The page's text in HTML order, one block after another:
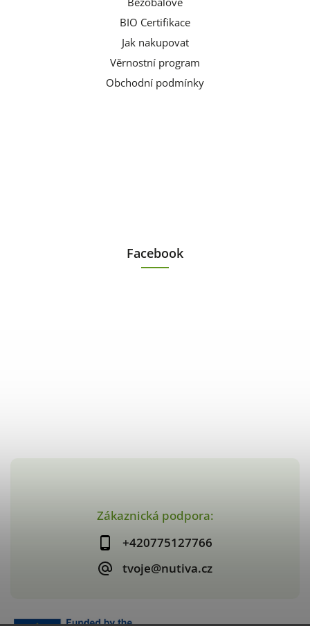
Zákaznická podpora:
+420775127766
tvoje@nutiva.cz
BIO Certifikace
Jak nakupovat
Věrnostní program
Obchodní podmínky
Facebook